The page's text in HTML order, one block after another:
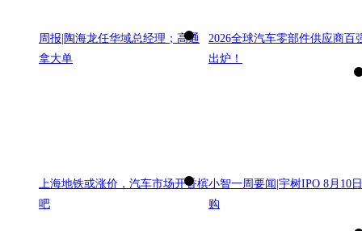
周报|陶海龙任华域总经理；高通
拿大单
2026全球汽车零部件供应商百
出炉！
上海地铁或涨价，汽车市场开香槟
吧
小智一周要闻|宇树IPO 8月10
购